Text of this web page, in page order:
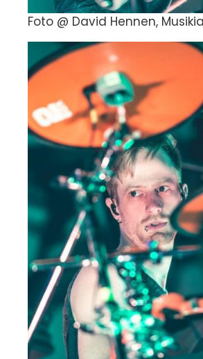
Foto @ David Hennen,